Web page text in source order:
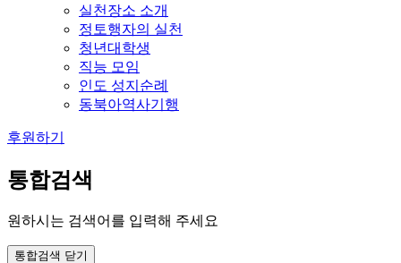
실천장소 소개
정토행자의 실천
청년대학생
직능 모임
인도 성지순례
동북아역사기행
후원하기
통합검색
원하시는 검색어를 입력해 주세요
통합검색 닫기